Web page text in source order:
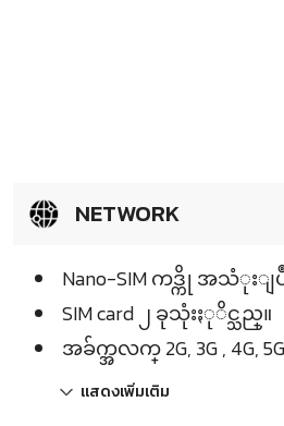
NETWORK
Nano-SIM ကဒ္ကို အသံုးျပဳ
SIM card ၂ ခုသုံးႏုိင္သည္။
အခ်က္အလက္ 2G, 3G , 4G, 5G
แสดงเพิ่มเติม